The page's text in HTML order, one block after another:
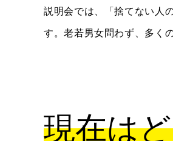
説明会では、「捨てない人
す。老若男女問わず、多く
現在は